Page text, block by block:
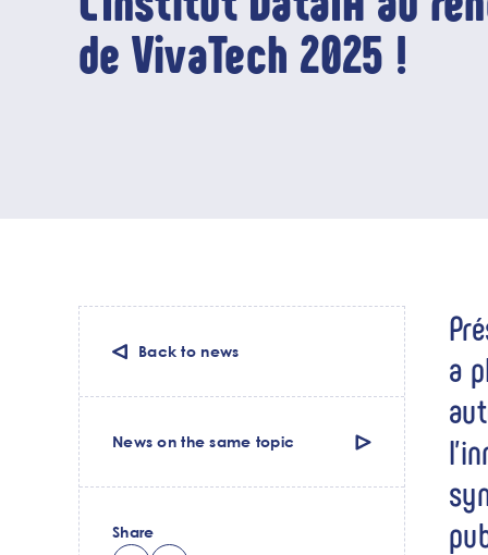
de VivaTech 2025 !
Back to news
News on the same topic
Share
a